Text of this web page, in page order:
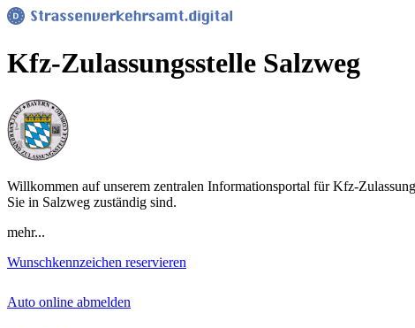
Kfz-Zulassungsstelle Salzweg
Willkommen auf unserem zentralen Informationsportal für Kfz-
Sie in Salzweg zuständig sind.
mehr...
Wunschkennzeichen reservieren
Auto online abmelden